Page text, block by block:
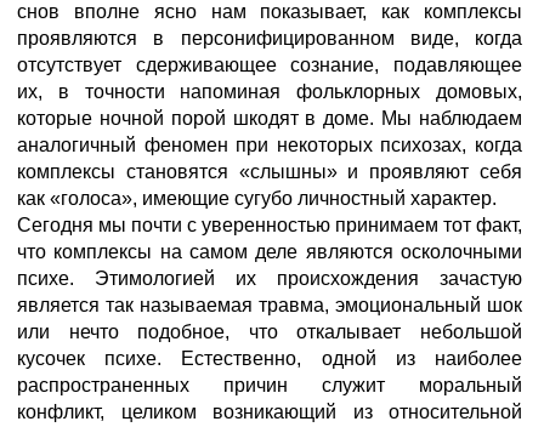
снов вполне ясно нам показывает, как комплексы
проявляются в персонифицированном виде, когда
отсутствует сдерживающее сознание, подавляющее
их, в точности напоминая фольклорных домовых,
которые ночной порой шкодят в доме. Мы наблюдаем
аналогичный феномен при некоторых психозах, когда
комплексы становятся «слышны» и проявляют себя
как «голоса», имеющие сугубо личностный характер.
Сегодня мы почти с уверенностью принимаем тот факт,
что комплексы на самом деле являются осколочными
психе. Этимологией их происхождения зачастую
является так называемая травма, эмоциональный шок
или нечто подобное, что откалывает небольшой
кусочек психе. Естественно, одной из наиболее
распространенных причин служит моральный
конфликт, целиком возникающий из относительной